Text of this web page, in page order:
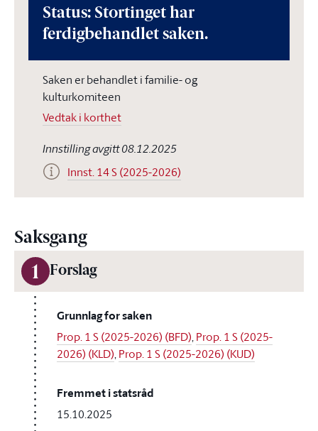
Status: Stortinget har
ferdigbehandlet saken.
Saken er behandlet i familie- og
kulturkomiteen
Vedtak i korthet
Innstilling avgitt 08.12.2025
Innst. 14 S (2025-2026)
Saksgang
1 Forslag
Grunnlag for saken
Prop. 1 S (2025-2026) (BFD),Prop. 1 S (2025-
2026) (KLD),Prop. 1 S (2025-2026) (KUD)
Fremmet i statsråd
15.10.2025